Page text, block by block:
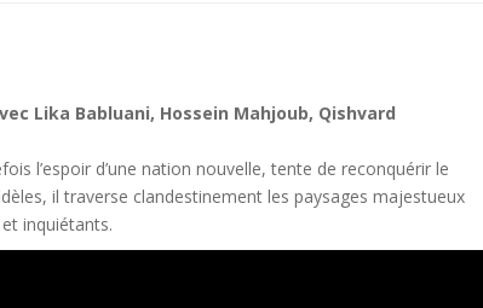
Lika Babluani, Hossein Mahjoub, Qishvard
l’espoir d’une nation nouvelle, tente de reconquérir le
il traverse clandestinement les paysages majestueux
inquiétants.